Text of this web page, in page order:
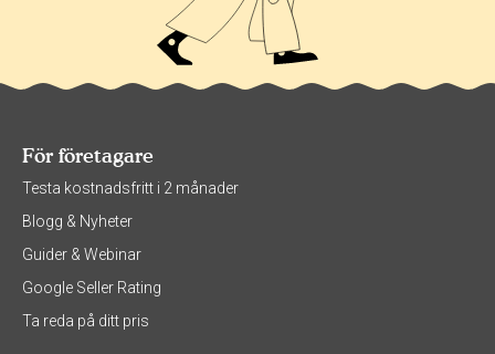
För företagare
Testa kostnadsfritt i 2 månader
Blogg & Nyheter
Guider & Webinar
Google Seller Rating
Ta reda på ditt pris